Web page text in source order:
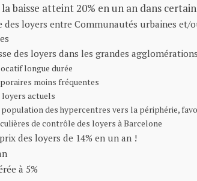
baisse atteint 20% en un an dans
loyers entre Communautés urbaines et/
des loyers dans les grandes agglomérations
longue durée
moins fréquentes
loyers actuels
des hypercentres vers la périphérie,
de contrôle des loyers à Barcelone
des loyers de 14% en un an !
à 5%